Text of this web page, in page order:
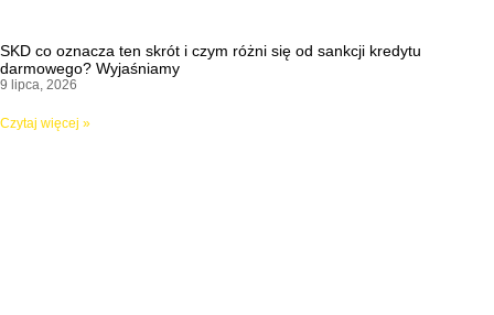
SKD co oznacza ten skrót i czym różni się od sankcji kredytu
darmowego? Wyjaśniamy
9 lipca, 2026
Czytaj więcej »